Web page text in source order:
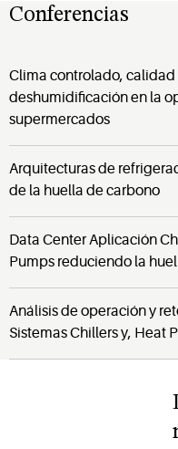
Conferencias
Clima controlado, calidad
deshumidificación en la
supermercados
Arquitecturas de
de la huella de carbono
Data Center Aplicación
Pumps reduciendo la
Análisis de operación y
Sistemas Chillers y, Heat